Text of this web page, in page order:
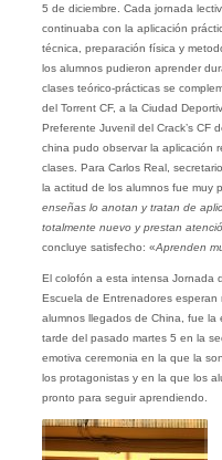
5 de diciembre. Cada jornada
continuaba con la aplicación
técnica, preparación física y
los alumnos pudieron aprender
clases teórico-prácticas se
del Torrent CF, a la Ciudad
Preferente Juvenil del Crack’s CF
china pudo observar la aplicación
clases. Para Carlos Real,
la actitud de los alumnos fue muy
enseñas lo anotan y tratan de
totalmente nuevo y prestan
concluye satisfecho: «Aprenden
El colofón a esta intensa Jornada
Escuela de Entrenadores
alumnos llegados de China, fue la
tarde del pasado martes 5 en la
emotiva ceremonia en la que la
los protagonistas y en la que los
pronto para seguir aprendiendo.